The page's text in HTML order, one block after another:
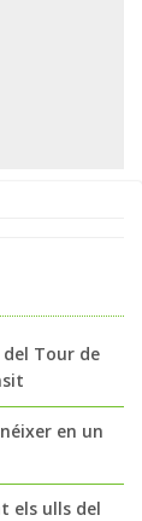
Tour de
en un
els ulls del